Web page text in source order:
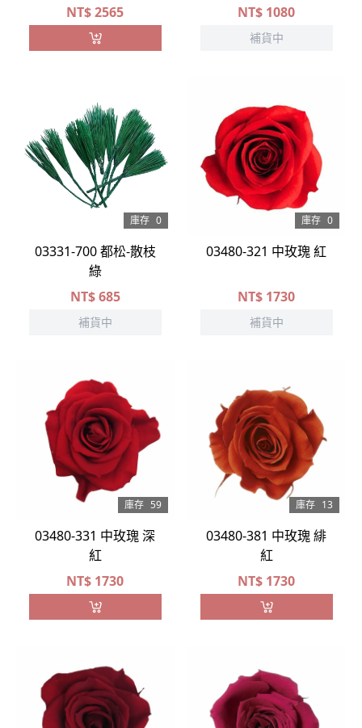
NT$2565 NT$ 1080
補貨中
庫存 0
03331-700 都松-散枝
綠
NT$685
補貨中
庫存 0
03480-321 中玫瑰 紅
NT$ 1730
補貨中
庫存 59
03480-331 中玫瑰 深
紅
NT$ 1730
庫存 13
03480-381 中玫瑰 緋
紅
NT$ 1730